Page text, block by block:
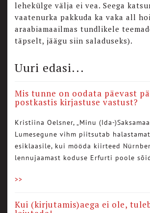
lehekülge välja ei vea. Seega
vaatenurka pakkuda ka vaka all
araabiamaailmas tundlikele
täpselt, jäägu siin saladuseks).
Uuri edasi...
Mis tunne on oodata päevast
postkastis kirjastuse vastust?
Kristiina Oelsner, „Minu (Ida-
Lumesegune vihm piitsutab
esiklaasile, kui mööda kiirteed
lennujaamast koduse Erfurti poole
>>
Kui (kirjutamis)aega ei ole,